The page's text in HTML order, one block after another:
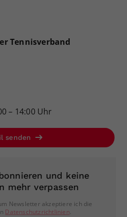
Tennisverband
– 14:00 Uhr
senden
und keine
mehr verpassen
Newsletter akzeptiere ich die
Datenschutzrichtlinien.